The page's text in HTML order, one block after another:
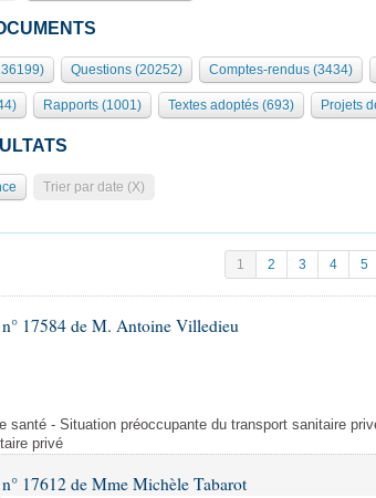
Questions (20252) Comptes-rendus (3434)
Rapports (1001) Textes adoptés (693) Projets
Trier par date (X)
1 2 3 4 5
17584 de M. Antoine Villedieu
santé - Situation préoccupante du transport sanitaire
privé
17612 de Mme Michèle Tabarot